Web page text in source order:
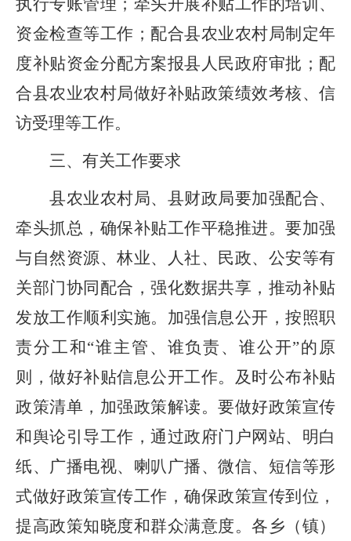
执行专账管理；牵头开展补贴工作的培训、
资金检查等工作；配合县农业农村局制定年
度补贴资金分配方案报县人民政府审批；配
合县农业农村局做好补贴政策绩效考核、信
访受理等工作。
三、有关工作要求
县农业农村局、县财政局要加强配合、
牵头抓总，确保补贴工作平稳推进。要加强
与自然资源、林业、人社、民政、公安等有
关部门协同配合，强化数据共享，推动补贴
发放工作顺利实施。加强信息公开，按照职
责分工和 “谁主管、谁负责、谁公开”的原
则，做好补贴信息公开工作。及时公布补贴
政策清单，加强政策解读。要做好政策宣传
和舆论引导工作，通过政府门户网站、明白
纸、广播电视、喇叭广播、微信、短信等形
式做好政策宣传工作，确保政策宣传到位，
提高政策知晓度和群众满意度。各乡（镇）